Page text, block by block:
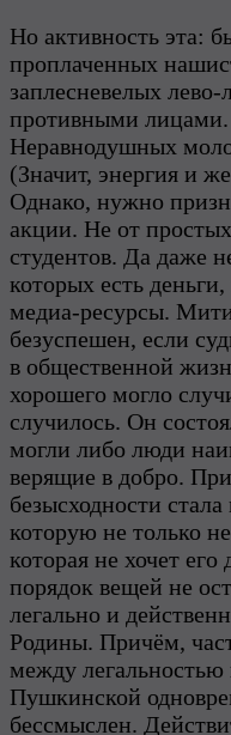
Но активность эта:
проплаченных
заплесневелых
противными
Неравнодушных
(Значит, энергия и
Однако, нужно
акции. Не от
студентов. Да даже
которых есть
медиа-ресурсы.
безуспешен, если
в общественной
хорошего могло
случилось. Он
могли либо люди
верящие в добро.
безысходности
которую не только
которая не хочет
порядок вещей не
легально и
Родины. Причём,
между
Пушкинской
бессмыслен.